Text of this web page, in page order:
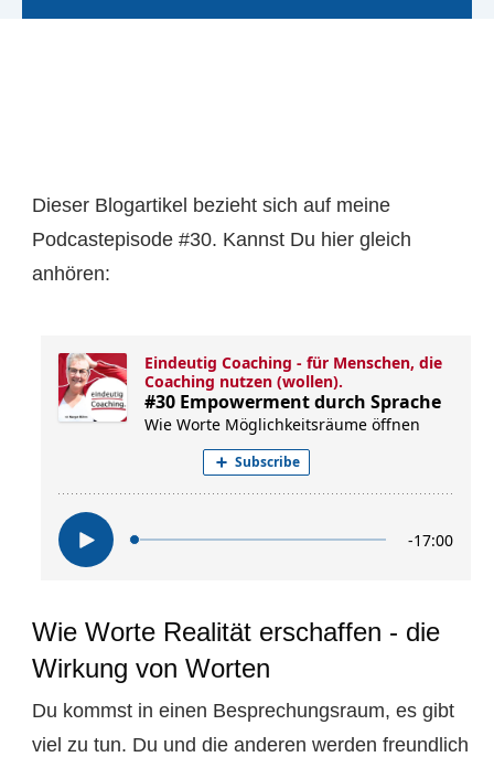
Dieser Blogartikel bezieht sich auf meine
Podcastepisode #30. Kannst Du hier gleich
anhören:
Wie Worte Realität erschaffen - die
Wirkung von Worten
Du kommst in einen Besprechungsraum, es gibt
viel zu tun. Du und die anderen werden freundlich